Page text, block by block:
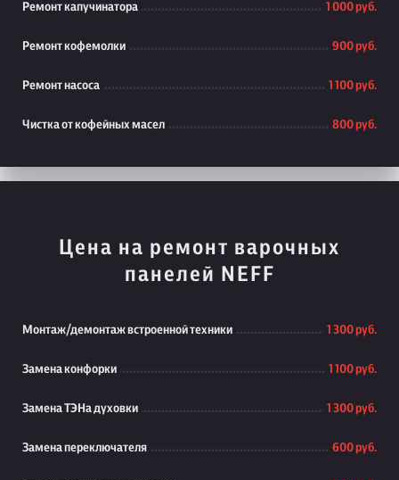
Ремонт капучинатора 1 000 руб.
Ремонт кофемолки 900 руб.
Ремонт насоса 1 100 руб.
Чистка от кофейных масел 800 руб.
Цена на ремонт варочных
панелей NEFF
Монтаж/демонтаж встроенной техники 1 300 руб.
Замена конфорки 1 100 руб.
Замена ТЭНа духовки 1 300 руб.
Замена переключателя 600 руб.